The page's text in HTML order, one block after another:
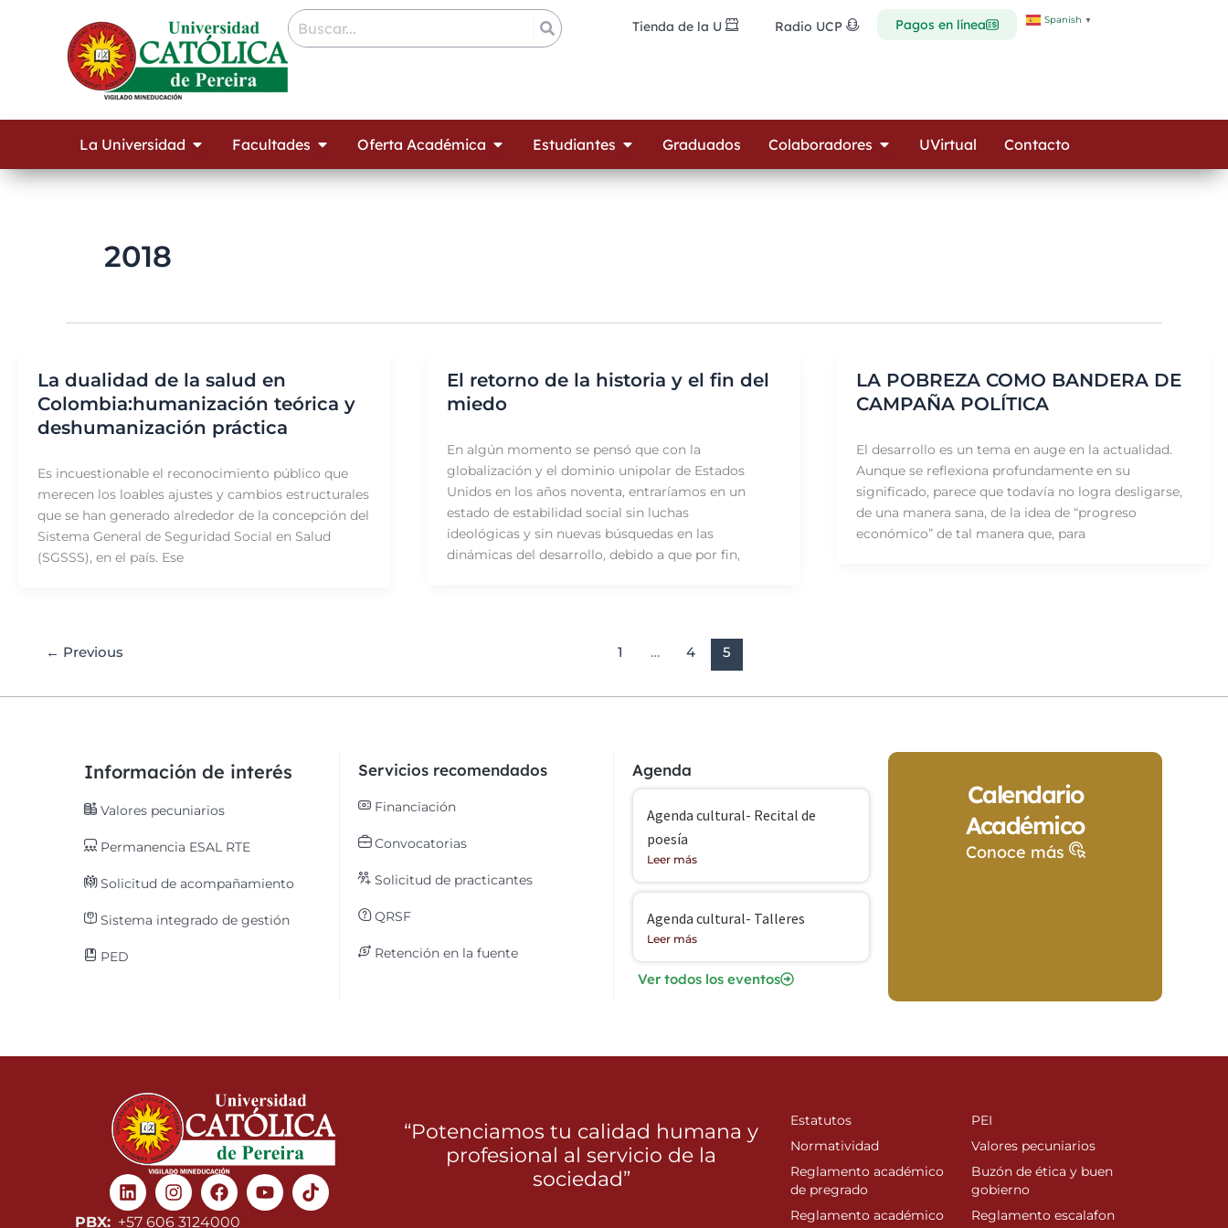
Tienda de la U Radio UCP Pagos en línea Spanish ▼
La Universidad Open La Universidad
Facultades Open Facultades
Oferta Académica Open Oferta Académica
Estudiantes Open Estudiantes
Graduados Colaboradores Open Colaboradores
UVirtual Contacto
2018
La dualidad de la salud en
Colombia:humanización teórica y
deshumanización práctica
Es incuestionable el reconocimiento público que
merecen los loables ajustes y cambios estructurales
que se han generado alrededor de la concepción del
Sistema General de Seguridad Social en Salud
(SGSSS), en el país. Ese
El retorno de la historia y el fin del
miedo
En algún momento se pensó que con la
globalización y el dominio unipolar de Estados
Unidos en los años noventa, entraríamos en un
estado de estabilidad social sin luchas
ideológicas y sin nuevas búsquedas en las
dinámicas del desarrollo, debido a que por fin,
LA POBREZA COMO BANDERA DE
CAMPAÑA POLÍTICA
El desarrollo es un tema en auge en la actualidad.
Aunque se reflexiona profundamente en su
significado, parece que todavía no logra desligarse,
de una manera sana, de la idea de “progreso
económico” de tal manera que, para
← Previous 1 … 4 5
Información de interés
Valores pecuniarios
Permanencia ESAL RTE
Solicitud de acompañamiento
Sistema integrado de gestión
PED
Servicios recomendados
Financiación
Convocatorias
Solicitud de practicantes
QRSF
Retención en la fuente
Agenda
Agenda cultural- Recital de
poesía
Leer más
Agenda cultural- Talleres
Leer más
Ver todos los eventos
Calendario
Académico
Conoce más
LinkedinInstagram
Facebook
Youtube
PBX: +57 606 3124000
“Potenciamos tu calidad humana y
profesional al servicio de la
sociedad”
Estatutos
Normatividad
Reglamento académico
de pregrado
Reglamento académico
PEI
Valores pecuniarios
Buzón de ética y buen
gobierno
Reglamento escalafon